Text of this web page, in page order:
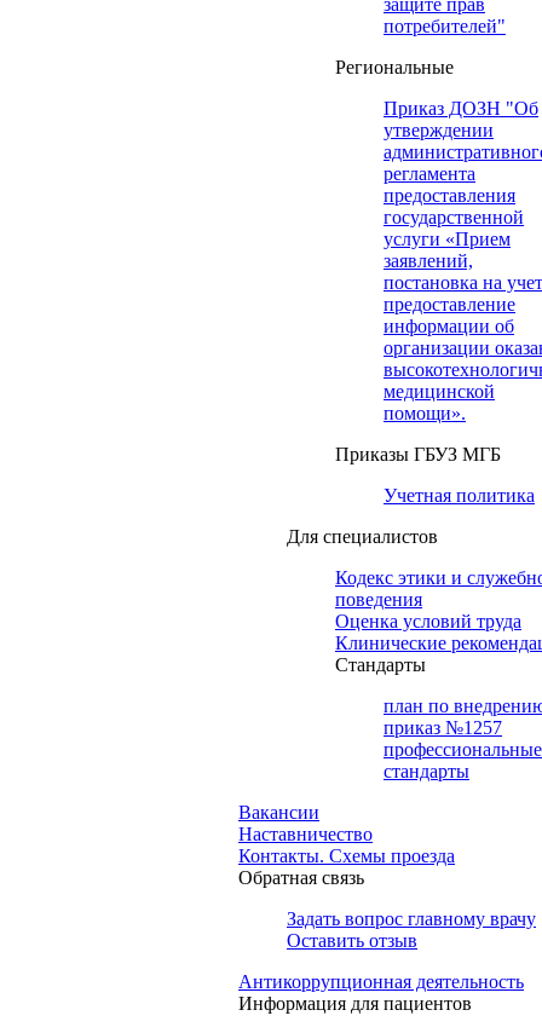
защите прав
потребителей"
Региональные
Приказ ДОЗН "Об
утверждении
регламента
предоставления
государственной
услуги «Прием
заявлений,
постановка на
предоставление
информации об
организации
медицинской
помощи».
Приказы ГБУЗ МГБ
Учетная политика
Для специалистов
Кодекс этики и
поведения
Оценка условий труда
Клинические
Cтандарты
план по
приказ №1257
профессиональные
стандарты
Вакансии
Наставничество
Контакты. Схемы проезда
Обратная связь
Задать вопрос главному врачу
Оставить отзыв
Антикоррупционная деятельность
Информация для пациентов